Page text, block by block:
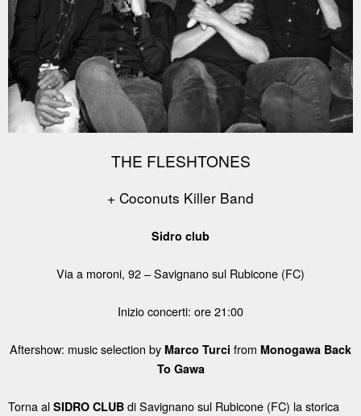
THE FLESHTONES
+ Coconuts Killer Band
Sidro club
Via a moroni, 92 –Savignano sul Rubicone (FC)
Inizio concerti: ore 21:00
Aftershow: music selection by Marco Turci from Monogawa Back
To Gawa
Torna al SIDRO CLUB di Savignano sul Rubicone (FC) la storica